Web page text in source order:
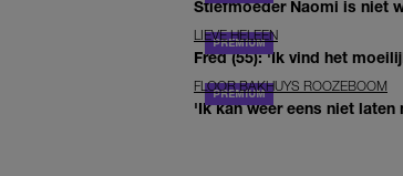
Stiefmoeder Naomi is niet
LIEVE HELEEN
Fred (55): 'Ik vind het
FLOOR BAKHUYS ROOZEBOOM
'Ik kan weer eens niet